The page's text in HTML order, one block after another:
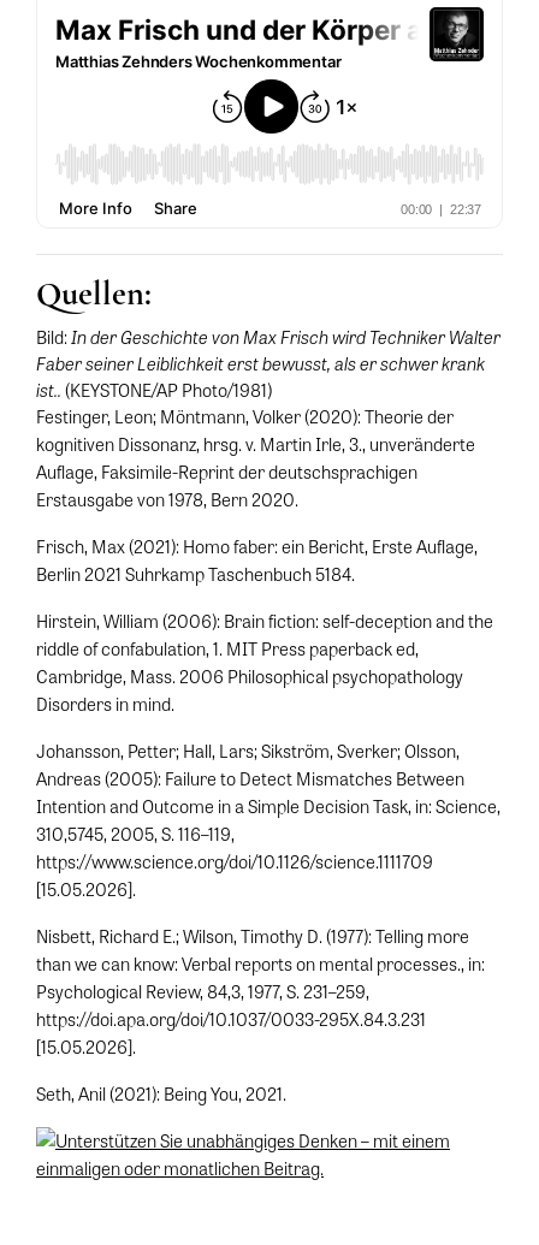
Quellen:
Bild:In der Geschichte von Max Frisch wird Techniker Walter
Faber seiner Leiblichkeit erst bewusst, als er schwer krank
ist..(KEYSTONE/AP Photo/1981)
Festinger, Leon; Möntmann, Volker (2020): Theorie der
kognitiven Dissonanz, hrsg. v. Martin Irle, 3., unveränderte
Auflage, Faksimile-Reprint der deutschsprachigen
Erstausgabe von 1978, Bern 2020.
Frisch, Max (2021): Homo faber: ein Bericht, Erste Auflage,
Berlin 2021 Suhrkamp Taschenbuch 5184.
Hirstein, William (2006): Brain fiction: self-deception and the
riddle of confabulation, 1. MIT Press paperback ed,
Cambridge, Mass. 2006 Philosophical psychopathology
Disorders in mind.
Johansson, Petter; Hall, Lars; Sikström, Sverker; Olsson,
Andreas (2005): Failure to Detect Mismatches Between
Intention and Outcome in a Simple Decision Task, in: Science,
310,5745, 2005, S. 116–119,
https://www.science.org/doi/10.1126/science.1111709
[15.05.2026].
Nisbett, Richard E.; Wilson, Timothy D. (1977): Telling more
than we can know: Verbal reports on mental processes., in:
Psychological Review, 84,3, 1977, S. 231–259,
https://doi.apa.org/doi/10.1037/0033-295X.84.3.231
[15.05.2026].
Seth, Anil (2021): Being You, 2021.